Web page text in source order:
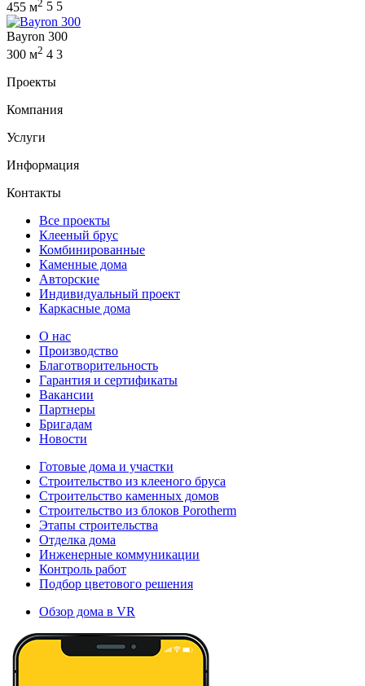
455 м
5 5
Bayron 300
300 м2 4 3
Проекты
Компания
Услуги
Информация
Контакты
Все проекты
Клееный брус
Комбинированные
Каменные дома
Авторские
Индивидуальный проект
Каркасные дома
О нас
Производство
Благотворительность
Гарантия и сертификаты
Вакансии
Партнеры
Бригадам
Новости
Готовые дома и участки
Строительство из клееного бруса
Строительство каменных домов
Строительство из блоков Porotherm
Этапы строительства
Отделка дома
Инженерные коммуникации
Контроль работ
Подбор цветового решения
Обзор дома в VR